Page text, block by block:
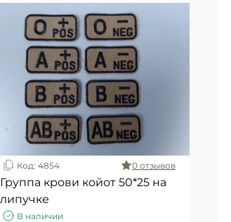
Код: 4854 0 отзывов
Группа крови койот 50*25 на
липучке
В наличии